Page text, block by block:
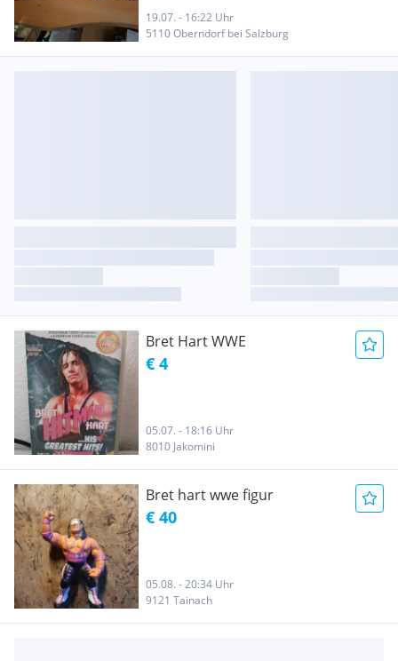
19.07. - 16:22 Uhr
5110 Oberndorf bei Salzburg
Bret Hart WWE
€ 4
05.07. - 18:16 Uhr
8010 Jakomini
Bret hart wwe figur
€ 40
05.08. - 20:34 Uhr
9121 Tainach